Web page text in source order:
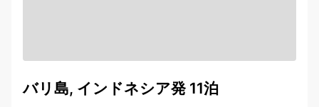
バリ島, インドネシア発 11泊